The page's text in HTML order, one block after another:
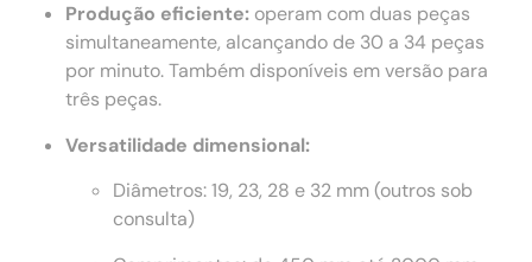
Produção eficiente: operam com duas peças
simultaneamente, alcançando de 30 a 34 peças
por minuto. Também disponíveis em versão para
três peças.
Versatilidade dimensional:
Diâmetros: 19, 23, 28 e 32 mm (outros sob
consulta)